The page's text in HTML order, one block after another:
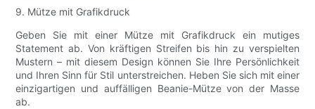
9. Mütze mit Grafikdruck
Geben Sie mit einer Mütze mit Grafikdruck ein mutiges
Statement ab. Von kräftigen Streifen bis hin zu verspielten
Mustern – mit diesem Design können Sie Ihre Persönlichkeit
und Ihren Sinn für Stil unterstreichen. Heben Sie sich mit einer
einzigartigen und auffälligen Beanie-Mütze von der Masse
ab.